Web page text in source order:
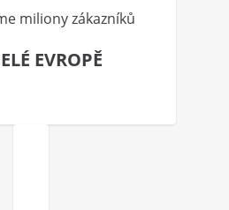
miliony zákazníků
EVROPĚ